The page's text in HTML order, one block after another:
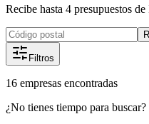
Recibe hasta 4 presupuestos
Filtros
16 empresas encontradas
¿No tienes tiempo para buscar?